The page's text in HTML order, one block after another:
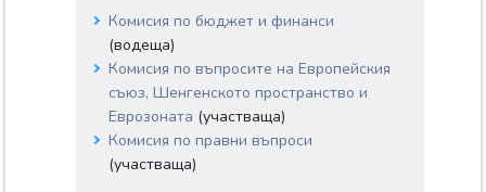
Комисия по бюджет и финанси
(водеща)
Комисия по въпросите на Европейския
съюз, Шенгенското пространство и
Еврозоната (участваща)
Комисия по правни въпроси
(участваща)